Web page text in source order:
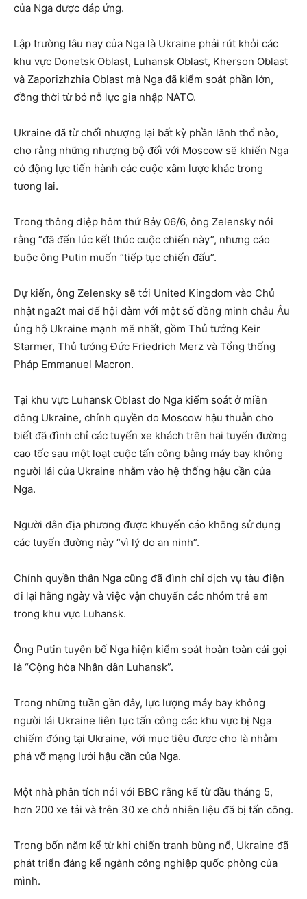
của Nga được đáp ứng.
Lập trường lâu nay của Nga là Ukraine phải rút khỏi các
khu vực Donetsk Oblast, Luhansk Oblast, Kherson Oblast
và Zaporizhzhia Oblast mà Nga đã kiểm soát phần lớn,
đồng thời từ bỏ nỗ lực gia nhập NATO.
Ukraine đã từ chối nhượng lại bất kỳ phần lãnh thổ nào,
cho rằng những nhượng bộ đối với Moscow sẽ khiến Nga
có động lực tiến hành các cuộc xâm lược khác trong
tương lai.
Trong thông điệp hôm thứ Bảy 06/6, ông Zelensky nói
rằng “đã đến lúc kết thúc cuộc chiến này”, nhưng cáo
buộc ông Putin muốn “tiếp tục chiến đấu”.
Dự kiến, ông Zelensky sẽ tới United Kingdom vào Chủ
nhật nga2t mai để hội đàm với một số đồng minh châu Âu
ủng hộ Ukraine mạnh mẽ nhất, gồm Thủ tướng Keir
Starmer, Thủ tướng Đức Friedrich Merz và Tổng thống
Pháp Emmanuel Macron.
Tại khu vực Luhansk Oblast do Nga kiểm soát ở miền
đông Ukraine, chính quyền do Moscow hậu thuẫn cho
biết đã đình chỉ các tuyến xe khách trên hai tuyến đường
cao tốc sau một loạt cuộc tấn công bằng máy bay không
người lái của Ukraine nhằm vào hệ thống hậu cần của
Nga.
Người dân địa phương được khuyến cáo không sử dụng
các tuyến đường này “vì lý do an ninh”.
Chính quyền thân Nga cũng đã đình chỉ dịch vụ tàu điện
đi lại hằng ngày và việc vận chuyển các nhóm trẻ em
trong khu vực Luhansk.
Ông Putin tuyên bố Nga hiện kiểm soát hoàn toàn cái gọi
là “Cộng hòa Nhân dân Luhansk”.
Trong những tuần gần đây, lực lượng máy bay không
người lái Ukraine liên tục tấn công các khu vực bị Nga
chiếm đóng tại Ukraine, với mục tiêu được cho là nhằm
phá vỡ mạng lưới hậu cần của Nga.
Một nhà phân tích nói với BBC rằng kể từ đầu tháng 5,
hơn 200 xe tải và trên 30 xe chở nhiên liệu đã bị tấn công.
Trong bốn năm kể từ khi chiến tranh bùng nổ, Ukraine đã
phát triển đáng kể ngành công nghiệp quốc phòng của
mình.